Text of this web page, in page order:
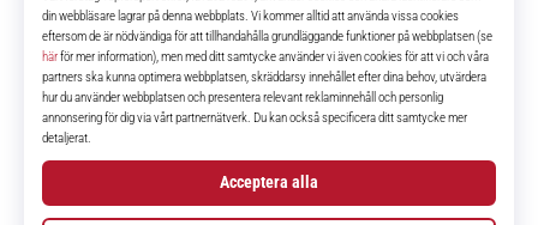
11teamsports.se
I över 16 år har vi varit dina lagkamrater, vilket ger dig de bästa och
senaste fotbollsprodukterna.
FacebookInstagramYouTube